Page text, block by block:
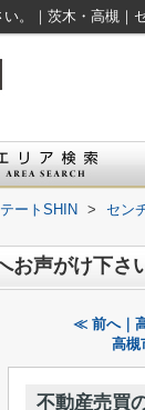
。｜茨木・高槻｜
ートSHIN > セン
声がけ下さ
≪ 前へ｜
高
不動産売買